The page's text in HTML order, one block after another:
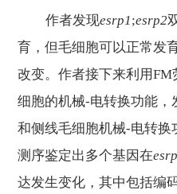
作者发现esrp1;esrp2
育，但毛细胞可以正常发
改变。作者接下来利用FM
细胞的机械-电转换功能，
和侧线毛细胞机械-电转换
测序鉴定出多个基因在
达发生变化，其中包括编